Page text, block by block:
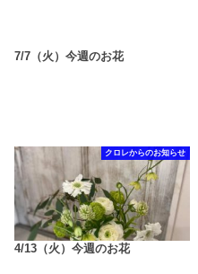
7/7（火）今週のお花
クロレからのお知らせ
4/13（火）今週のお花